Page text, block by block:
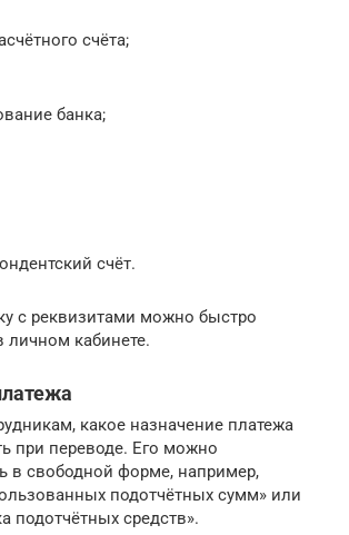
счёта;
банка;
счёт.
с реквизитами можно быстро
личном кабинете.
какое назначение платежа
при переводе. Его можно
в свободной форме, например,
подотчётных сумм» или
подотчётных средств».